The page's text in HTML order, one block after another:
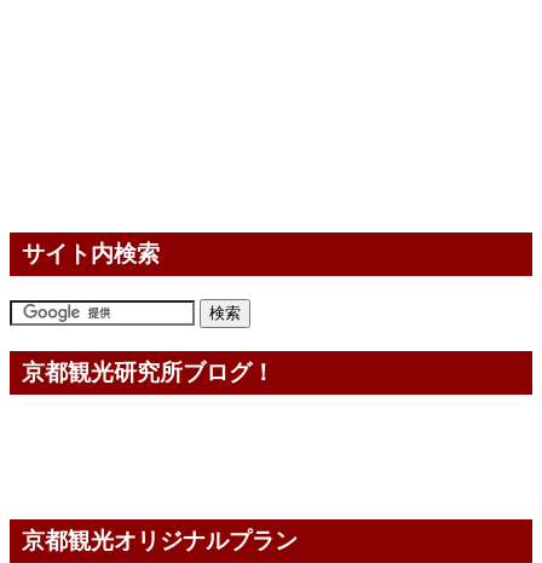
サイト内検索
京都観光研究所ブログ！
京都観光オリジナルプラン